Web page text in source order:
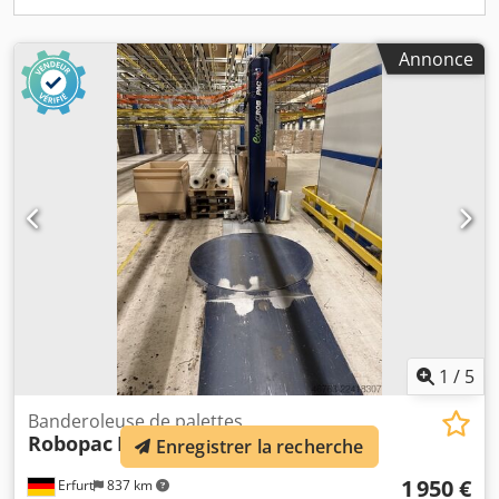
sommes le partenaire du secteur pour tout ce qui
concerne le banderolage et le collage. Nous vous
conseillons avec plaisir pour vous aider à trouver, dans
notre gamme, la banderoleuse la mieux adaptée à vos
besoins !
Annonce
1 / 5
Erfurt 837 km
Banderoleuse de palettes
Robopac Ecoplat Plus Base
1 950 €
Enregistrer la recherche